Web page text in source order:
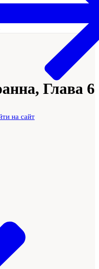
на сайт
Глава 6